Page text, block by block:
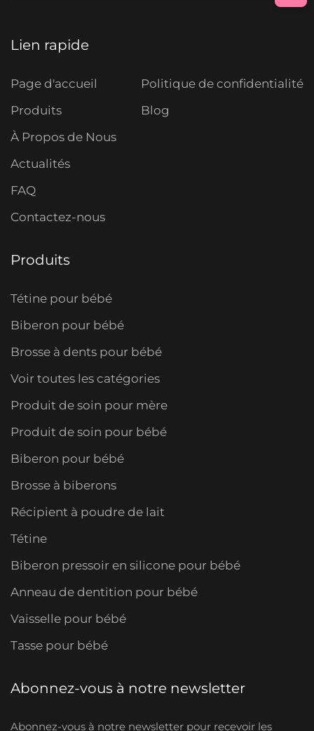
Lien rapide
Page d'accueil
Produits
À Propos de Nous
Actualités
FAQ
Contactez-nous
Politique de confidentialité
Blog
Produits
Tétine pour bébé
Biberon pour bébé
Brosse à dents pour bébé
Voir toutes les catégories
Produit de soin pour mère
Produit de soin pour bébé
Biberon pour bébé
Brosse à biberons
Récipient à poudre de lait
Tétine
Biberon pressoir en silicone pour bébé
Anneau de dentition pour bébé
Vaisselle pour bébé
Tasse pour bébé
Abonnez-vous à notre newsletter
Abonnez-vous à notre newsletter pour recevoir les